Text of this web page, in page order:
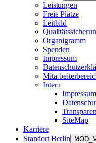
Leistungen
Freie Plätze
Leitbild
Organigramm
Spenden
Impressum
Intern
Impressum
SiteMap
Karriere
Standort Berlin